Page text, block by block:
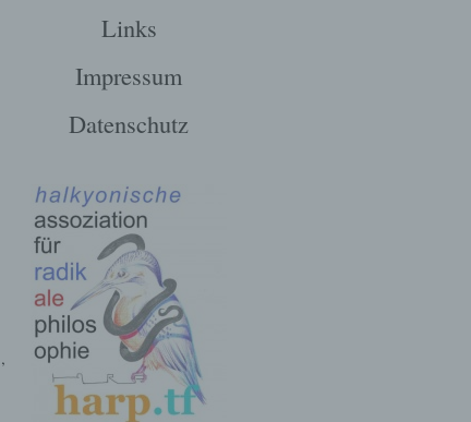
,
Links
Impressum
Datenschutz